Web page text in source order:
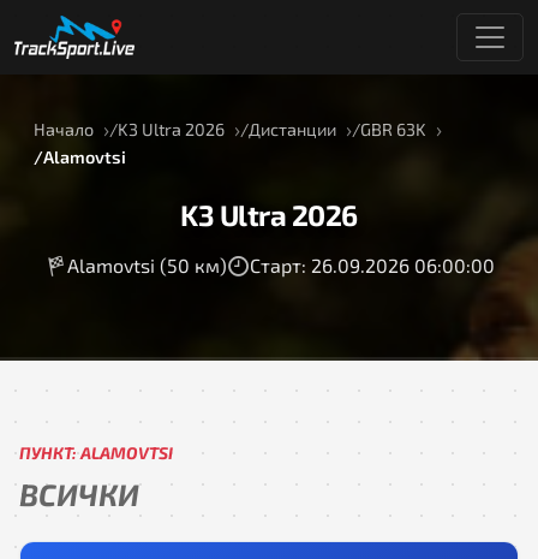
Начало K3 Ultra 2026 Дистанции
GBR 63K
Alamovtsi
K3 Ultra 2026
Alamovtsi (50 км) Старт: 26.09.2026 06:00:00
ПУНКТ: ALAMOVTSI
ВСИЧКИ